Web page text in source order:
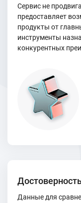
Сервис не
предоставляет
продукты от
инструменты
конкурентных
Данные для